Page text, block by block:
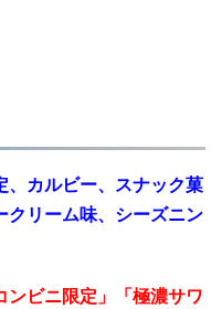
、カルビー、スナック菓
クリーム味、シーズニン
ンビニ限定 」「極濃サワ